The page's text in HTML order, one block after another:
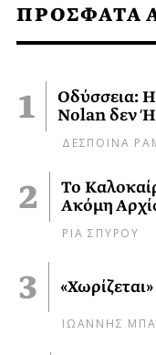
ΠΡΟΣΦΑΤΑ
Οδύσσεια:
Nolan δεν
ΔΕΣΠΟΙΝΑ
Το
Ακόμη
ΡΙΑ ΣΠΥΡΟΥ
ΙΩΑΝΝΗΣ